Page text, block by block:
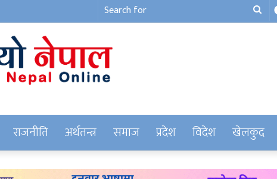
राजनीति अर्थतन्त्र समाज प्रदेश विदेश खेलकुद